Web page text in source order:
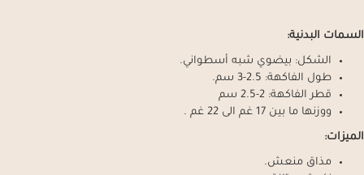
السمات البدنية:
الشكل: بيضوي شبه أسطواني.
طول الفاكهة: 2.5-3 سم.
قطر الفاكهة: 2-2.5 سم
ووزنها ما بين 17 غم الى 22 غم .
الميزات:
مذاق منعش.